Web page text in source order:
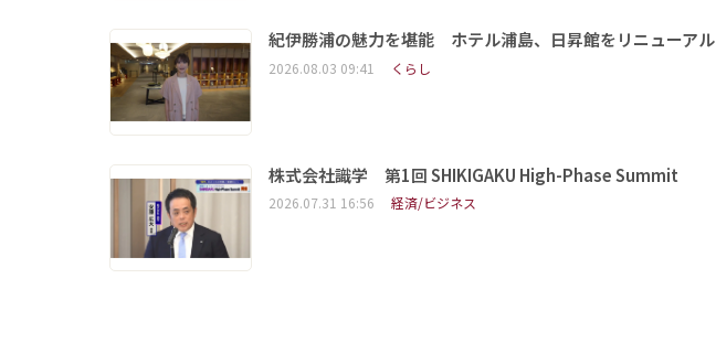
紀伊勝浦の魅力を堪能 ホテル浦島、日昇館をリニューアル
2026.08.03 09:41 くらし
株式会社識学 第1回 SHIKIGAKU High-Phase Summit
2026.07.31 16:56 経済/ビジネス